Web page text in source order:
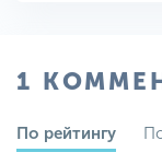
1
По рейтингу